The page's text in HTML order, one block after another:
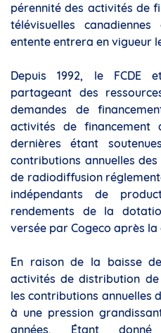
pérennité des activités de
télévisuelles
entente entrera en vigueur
Depuis 1992, le FCDE
partageant des
demandes de
activités de financement
dernières étant
contributions annuelles
de radiodiffusion
indépendants de
rendements de la
versée par Cogeco après la
En raison de la baisse
activités de distribution
les contributions annuelles
à une pression
années. Étant